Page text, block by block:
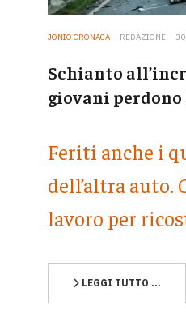
JONIO CRONACA REDAZIONE
Schianto
giovani
Feriti anche i
dell’altra auto.
lavoro per
LEGGI TUTTO …